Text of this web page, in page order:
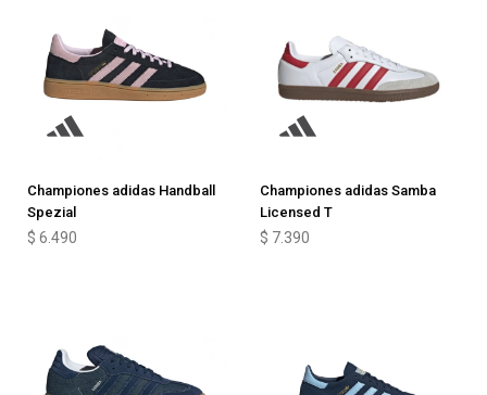
Championes adidas Handball
Spezial
$ 6.490
Championes adidas Samba
Licensed T
$ 7.390